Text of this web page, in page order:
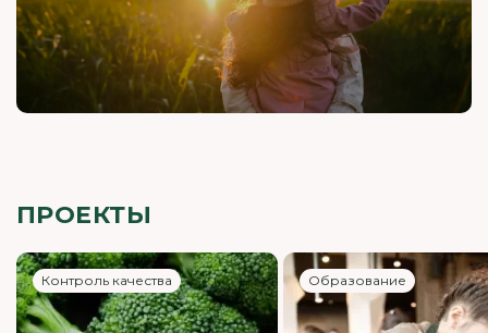
ПРОЕКТЫ
Контроль качества Образование